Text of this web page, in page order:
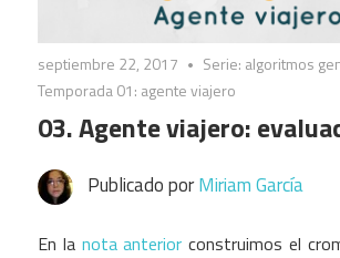
septiembre 22, 2017 Serie: algoritmos
Temporada 01: agente viajero
03. Agente viajero:
Publicado porMiriam García
En la nota anterior construimos el